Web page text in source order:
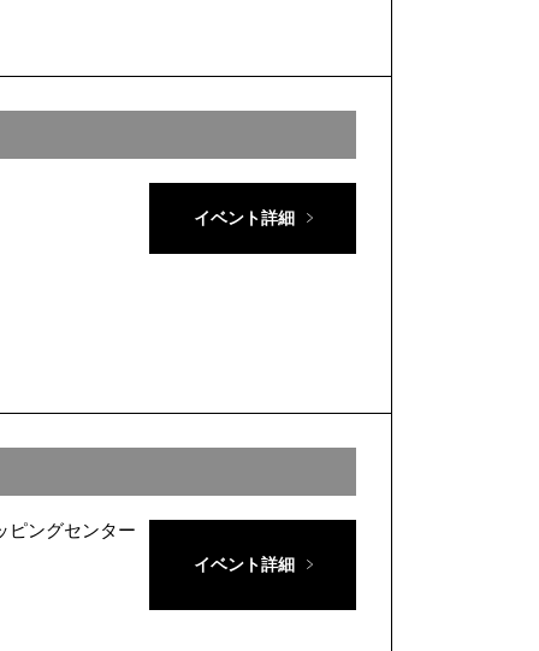
イベント詳細
ピングセンター
イベント詳細